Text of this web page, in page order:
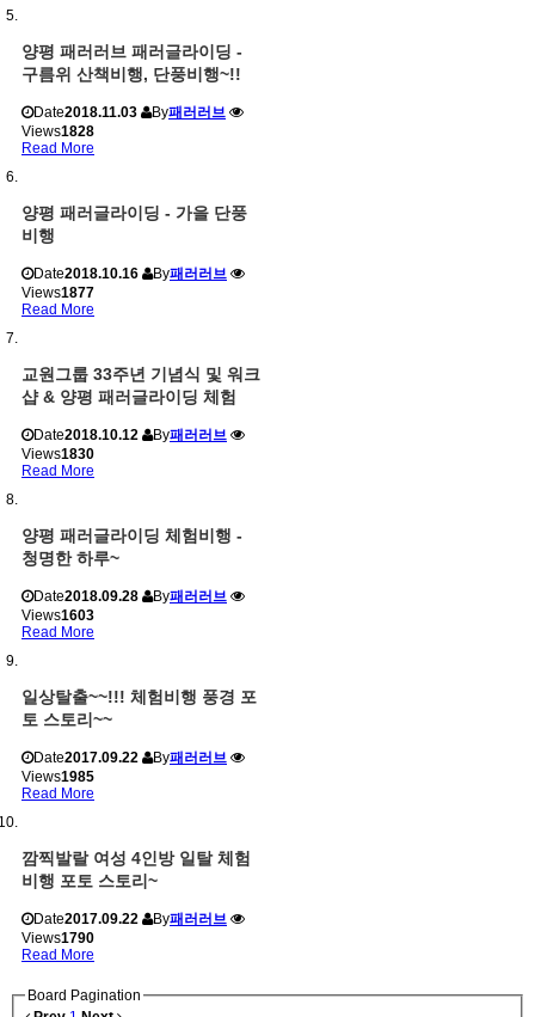
양평 패러러브 패러글라이딩 -
구름위 산책비행, 단풍비행~!!
Date2018.11.03 By패러러브
Views1828
Read More
양평 패러글라이딩 - 가을 단풍
비행
Date2018.10.16 By패러러브
Views1877
Read More
교원그룹 33주년 기념식 및 워크
샵 & 양평 패러글라이딩 체험
Date2018.10.12 By패러러브
Views1830
Read More
양평 패러글라이딩 체험비행 -
청명한 하루~
Date2018.09.28 By패러러브
Views1603
Read More
일상탈출~~!!! 체험비행 풍경 포
토 스토리~~
Date2017.09.22 By패러러브
Views1985
Read More
깜찍발랄 여성 4인방 일탈 체험
비행 포토 스토리~
Date2017.09.22 By패러러브
Views1790
Read More
Board Pagination